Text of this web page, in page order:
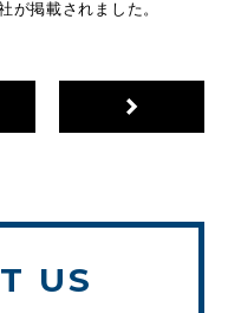
が掲載されました。
US